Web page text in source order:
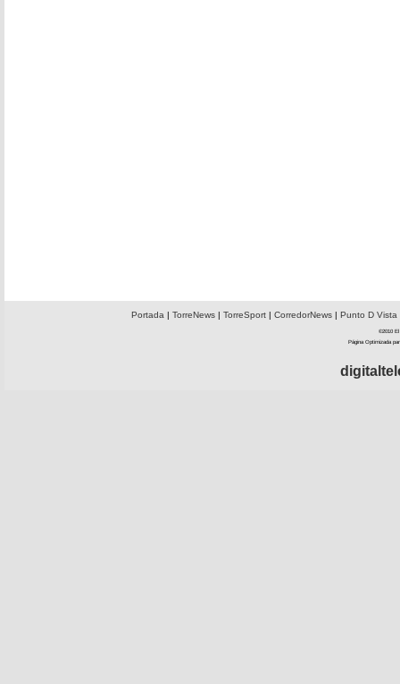
Portada | TorreNews| TorreSport| CorredorNews| Punto D Vista
©2010 El
Página Optimizada